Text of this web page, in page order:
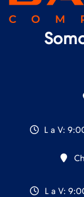
L a V:
L a V: